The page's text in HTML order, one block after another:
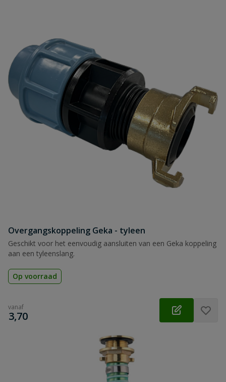
Overgangskoppeling Geka - tyleen
Geschikt voor het eenvoudig aansluiten van een Geka koppeling
aan een tyleenslang.
Op voorraad
vanaf
€
3,70